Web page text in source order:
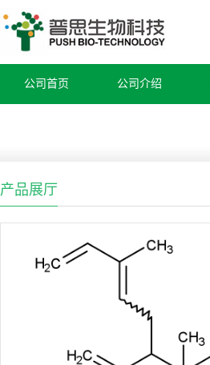
公司首页 公司介绍
产品展厅